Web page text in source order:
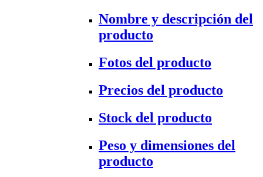
Nombre y descripción del
producto
Fotos del producto
Precios del producto
Stock del producto
Peso y dimensiones del
producto